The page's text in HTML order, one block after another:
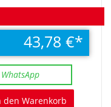
43,78 €
den Warenkorb